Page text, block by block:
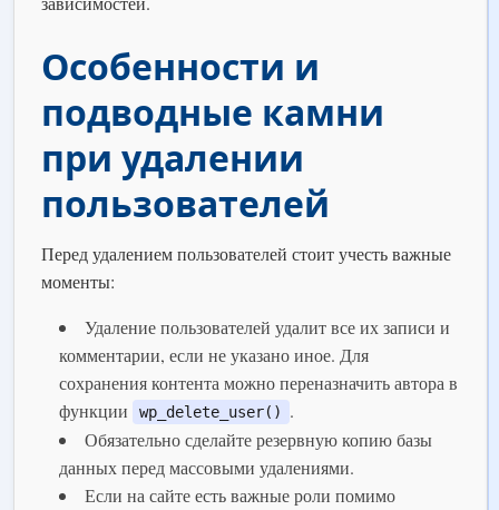
Особенности и
подводные камни
при удалении
пользователей
Перед удалением пользователей стоит учесть важные
моменты:
Удаление пользователей удалит все их записи и
комментарии, если не указано иное. Для
сохранения контента можно переназначить автора в
функции
wp_delete_user()
.
Обязательно сделайте резервную копию базы
данных перед массовыми удалениями.
Если на сайте есть важные роли помимо